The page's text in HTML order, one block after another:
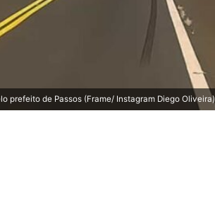
prefeito de Passos (Frame/ Instagram Diego Oliveira)